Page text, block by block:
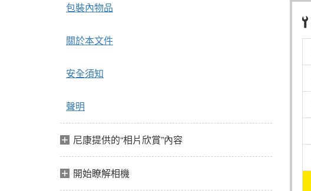
包裝內物品
關於本文件
安全須知
聲明
尼康提供的“相片欣賞”內容
開始瞭解相機
B